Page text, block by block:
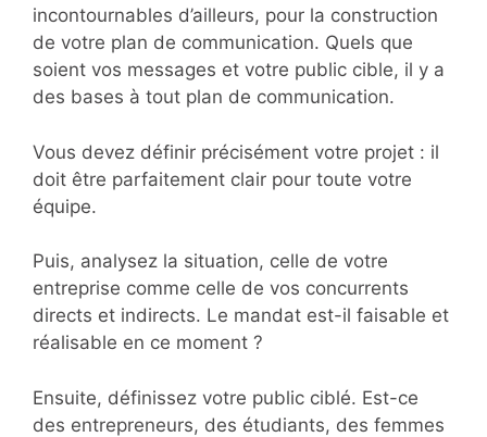
incontournables d’ailleurs, pour la construction
de votre plan de communication. Quels que
soient vos messages et votre public cible, il y a
des bases à tout plan de communication.
Vous devez définir précisément votre projet : il
doit être parfaitement clair pour toute votre
équipe.
Puis, analysez la situation, celle de votre
entreprise comme celle de vos concurrents
directs et indirects. Le mandat est-il faisable et
réalisable en ce moment ?
Ensuite, définissez votre public ciblé. Est-ce
des entrepreneurs, des étudiants, des femmes